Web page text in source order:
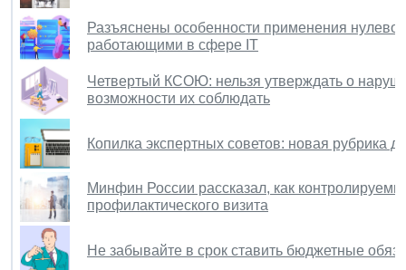
Разъяснены особенности применения
работающими в сфере IT
Четвертый КСОЮ: нельзя утверждать о
возможности их соблюдать
Копилка экспертных советов: новая рубрика
Минфин России рассказал, как
профилактического визита
Не забывайте в срок ставить бюджетные